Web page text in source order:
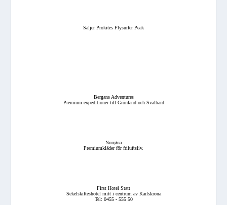
Säljer Prokites Flysurfer Peak
Bergans Adventures
Premium expeditioner till Grönland och Svalbard
Norrøna
Premiumkläder för friluftsliv.
First Hotel Statt
Sekelskifteshotel mitt i centrum av Karlskrona
Tel: 0455 - 555 50